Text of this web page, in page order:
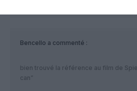
Bencello a commenté :
bien trouvé la référence au film de
can”